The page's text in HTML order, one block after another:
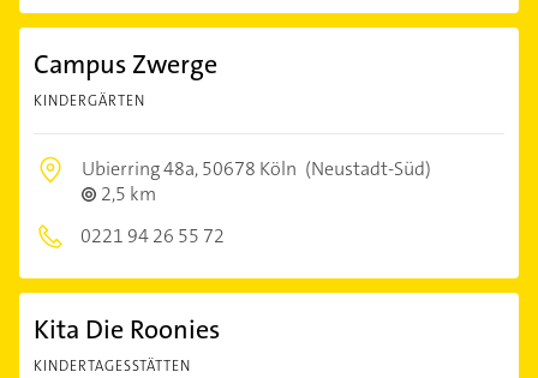
Campus Zwerge
KINDERGÄRTEN
Ubierring 48a,50678 Köln (Neustadt-Süd)
2,5 km
0221 94 26 55 72
Kita Die Roonies
KINDERTAGESSTÄTTEN